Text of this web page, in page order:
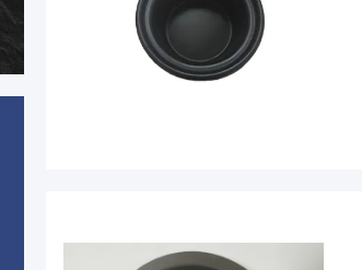
शमनकर्ताओं ने शून्य विफलता प्रदर्शन प्रदान किया
है,हमारे बंदरगाह क्रेन के लिए निर्बाध संचालन सुनिश्चित,
ड्रेगर प्रणोदन प्रणाली, और एलएनजी वाहक उपकरण।